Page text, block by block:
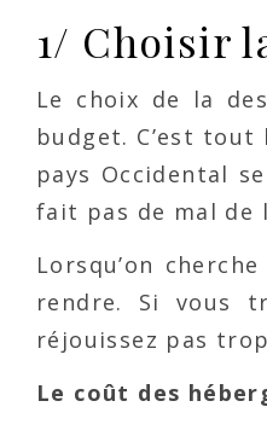
1/ Choisir
Le choix de la
budget. C’est
pays Occidental
fait pas de mal de
Lorsqu’on
rendre. Si vous
réjouissez pas
Le coût des